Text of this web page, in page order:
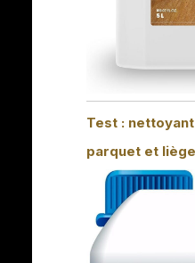
Test :
parquet et liège